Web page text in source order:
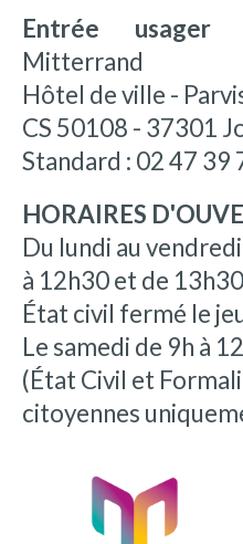
Entrée usager
Mitterrand
Hôtel de ville -
CS 50108 - 37301
Standard : 02 47 39
HORAIRES
Du lundi au
à 12h30 et de
État civil fermé le
Le samedi de 9h à
(État Civil et
citoyennes